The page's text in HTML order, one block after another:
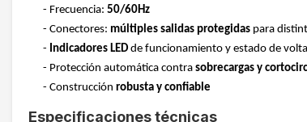
- Frecuencia: 50/60Hz
- Conectores: múltiples salidas protegidas para
- Indicadores LED de funcionamiento y estado de
- Protección automática contra sobrecargas y
- Construcción robusta y confiable
Especificaciones técnicas